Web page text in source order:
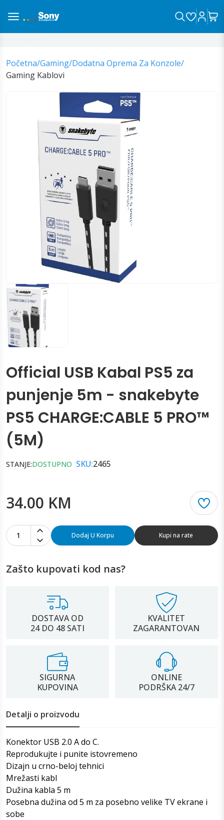
Početna/Gaming/Dodatna Oprema Za Konzole/
Gaming Kablovi
Official USB Kabal PS5 za
punjenje 5m - snakebyte
PS5 CHARGE:CABLE 5 PRO™
(5M)
STANJE:DOSTUPNO SKU:2465
34.00 KM
1 Dodaj U Korpu Kupi na rate
Zašto kupovati kod nas?
DOSTAVA OD
24 DO 48 SATI
KVALITET
ZAGARANTOVAN
SIGURNA
KUPOVINA
ONLINE
PODRŠKA 24/7
Detalji o proizvodu
Konektor USB 2.0 A do C.
Reprodukujte i punite istovremeno
Dizajn u crno-beloj tehnici
Mrežasti kabl
Dužina kabla 5 m
Posebna dužina od 5 m za posebno velike TV ekrane i
sobe